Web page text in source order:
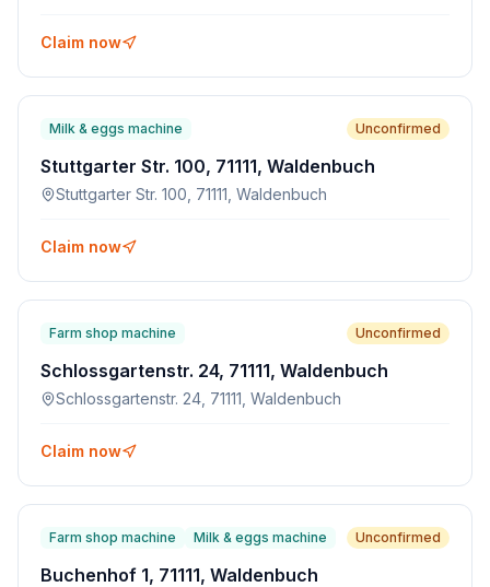
Claim now
Milk & eggs machine Unconfirmed
Stuttgarter Str. 100, 71111, Waldenbuch
Stuttgarter Str. 100, 71111, Waldenbuch
Claim now
Farm shop machine Unconfirmed
Schlossgartenstr. 24, 71111, Waldenbuch
Schlossgartenstr. 24, 71111, Waldenbuch
Claim now
Farm shop machine Milk & eggs machine Unconfirmed
Buchenhof 1, 71111, Waldenbuch